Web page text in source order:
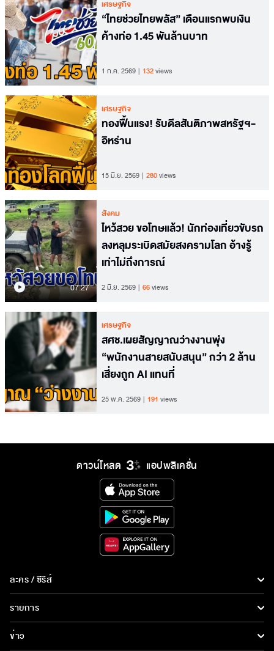
เศรษฐกิจ
“ไทยช่วยไทยพลัส” เดือนแรกพบเงิน
ค้างท่อ 1.45 พันล้านบาท
1 ก.ค. 2569 132views
เศรษฐกิจ
ทองฟื้นแรง! รับดีลสันติภาพสหรัฐฯ-
อิหร่าน
15 มิ.ย. 2569 280views
07.27
สังคม
ไหว้สวย ขอโทษแล้ว! นักท่องเที่ยวขับรถ
ลงหลุมระเบิดสมัยสงครามโลก อ้างรู้
เท่าไม่ถึงการณ์
2 มิ.ย. 2569 66views
เศรษฐกิจ
สศช.เผยสัญญาณว่างงานพุ่ง
“พนักงานสายสนับสนุน” กว่า 2 ล้าน
เสี่ยงถูก AI แทนที่
25 พ.ค. 2569 191 views
ดาวน์โหลด แอปพลิเคชั่น
ละคร / ซีรีส์
ซีรีส์นานาชาติ
การ์ตูน & เกม
รายการ
ข่าว